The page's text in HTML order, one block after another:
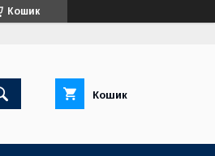
Кошик
Кошик